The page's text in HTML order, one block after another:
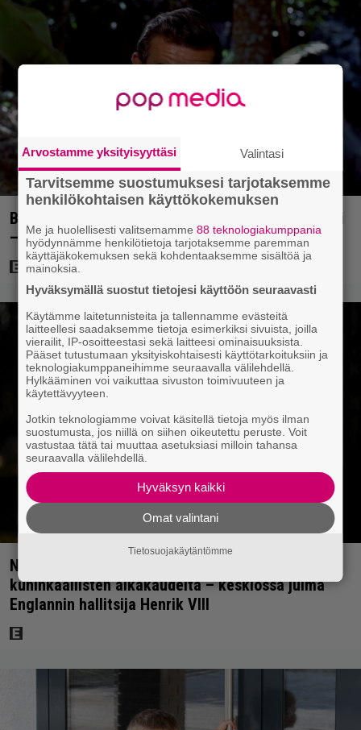
Bond-luojan 68 vuotta sitten lähettämä kirje löytyi
– tältä 007-hahmon piti alun perin näyttää
Netflixissä on nyt upea sarja keskiajan
kuninkaallisten aikakaudelta – keskiössä julma
Englannin hallitsija Henrik VIII
Arvostamme yksityisyyttäsi Valintasi
Tarvitsemme suostumuksesi tarjotaksemme
henkilökohtaisen käyttökokemuksen
Me ja huolellisesti valitsemamme88 teknologiakumppania
hyödynnämme henkilötietoja tarjotaksemme paremman
käyttäjäkokemuksen sekä kohdentaaksemme sisältöä ja
mainoksia.
Hyväksymällä suostut tietojesi käyttöön seuraavasti
Käytämme laitetunnisteita ja tallennamme evästeitä
laitteellesi saadaksemme tietoja esimerkiksi sivuista, joilla
vierailit, IP-osoitteestasi sekä laitteesi ominaisuuksista.
Pääset tutustumaan yksityiskohtaisesti käyttötarkoituksiin ja
teknologiakumppaneihimme seuraavalla välilehdellä.
Hylkääminen voi vaikuttaa sivuston toimivuuteen ja
käytettävyyteen.
Jotkin teknologiamme voivat käsitellä tietoja myös ilman
suostumusta, jos niillä on siihen oikeutettu peruste. Voit
vastustaa tätä tai muuttaa asetuksiasi milloin tahansa
seuraavalla välilehdellä.
Hyväksyn kaikki
Omat valintani
Tietosuojakäytäntömme